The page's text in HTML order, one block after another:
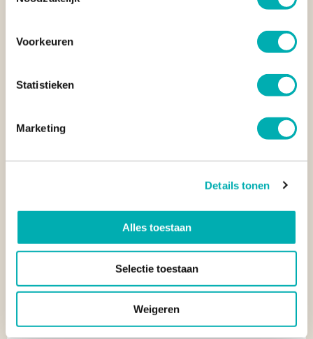
Voorkeuren
Statistieken
Marketing
Details tonen
Alles toestaan
Selectie toestaan
Weigeren
ISLANDHOPPEN BIJ PORT BARTON
HET TRADITIONELE PLATTELANDSLEVEN VAN
Hiriwadunna, Sri Lanka